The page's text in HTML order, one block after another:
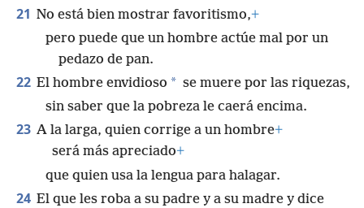
21 No está bien mostrar favoritismo,+
pero puede que un hombre actúe mal por un
pedazo de pan.
22 El hombre envidioso * se muere por las riquezas,
sin saber que la pobreza le caerá encima.
23 A la larga, quien corrige a un hombre+
será más apreciado+
que quien usa la lengua para halagar.
24 El que les roba a su padre y a su madre y dice